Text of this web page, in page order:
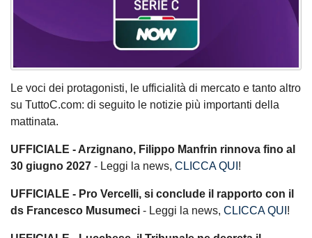
Le voci dei protagonisti, le ufficialità di mercato e tanto altro
su TuttoC.com: di seguito le notizie più importanti della
mattinata.
UFFICIALE - Arzignano, Filippo Manfrin rinnova fino al
30 giugno 2027 - Leggi la news, CLICCA QUI !
UFFICIALE - Pro Vercelli, si conclude il rapporto con il
ds Francesco Musumeci - Leggi la news, CLICCA QUI !